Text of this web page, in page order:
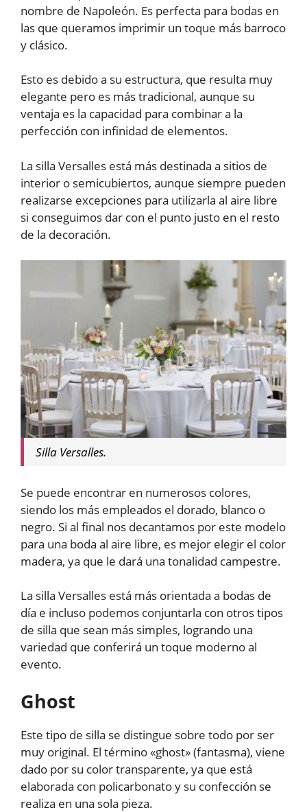
nombre de Napoleón. Es perfecta para bodas en
las que queramos imprimir un toque más barroco
y clásico.
Esto es debido a su estructura, que resulta muy
elegante pero es más tradicional, aunque su
ventaja es la capacidad para combinar a la
perfección con infinidad de elementos.
La silla Versalles está más destinada a sitios de
interior o semicubiertos, aunque siempre pueden
realizarse excepciones para utilizarla al aire libre
si conseguimos dar con el punto justo en el resto
de la decoración.
Silla Versalles.
Se puede encontrar en numerosos colores,
siendo los más empleados el dorado, blanco o
negro. Si al final nos decantamos por este modelo
para una boda al aire libre, es mejor elegir el color
madera, ya que le dará una tonalidad campestre.
La silla Versalles está más orientada a bodas de
día e incluso podemos conjuntarla con otros tipos
de silla que sean más simples, logrando una
variedad que conferirá un toque moderno al
evento.
Ghost
Este tipo de silla se distingue sobre todo por ser
muy original. El término «ghost» (fantasma), viene
dado por su color transparente, ya que está
elaborada con policarbonato y su confección se
realiza en una sola pieza.